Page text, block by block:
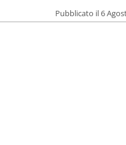
Pubblicato il 6